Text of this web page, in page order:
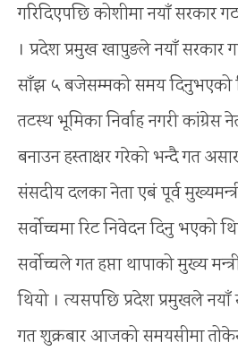
गरिदिएपछि कोशीमा नयाँ सरकार
। प्रदेश प्रमुख खापुङले नयाँ सरकार
साँझ ५ बजेसम्मको समय दिनुभएको
तटस्थ भूमिका निर्वाह नगरी कांग्रेस
बनाउन हस्ताक्षर गरेको भन्दै गत
संसदीय दलका नेता एबं पूर्व
सर्वोच्चमा रिट निवेदन दिनु भएको
सर्वोच्चले गत हप्ता थापाको मुख्य
थियो । त्यसपछि प्रदेश प्रमुखले
गत शुक्रबार आजको समयसीमा